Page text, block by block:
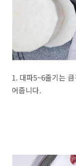
1. 대파5~6줄기는
어줍니다.